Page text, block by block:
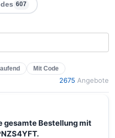
607
Mit Code
2675 Angebote
gesamte Bestellung mit